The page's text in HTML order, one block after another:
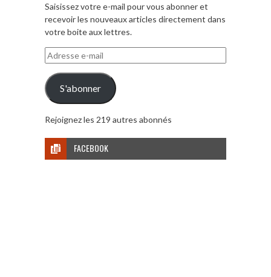
Saisissez votre e-mail pour vous abonner et
recevoir les nouveaux articles directement dans
votre boite aux lettres.
Adresse
e-
mail
S'abonner
Rejoignez les 219 autres abonnés
FACEBOOK